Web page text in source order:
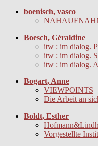
boenisch, vasco
Boesch, Géraldine
itw : im dialog.
itw : im dialog.
itw : im dialog.
Bogart, Anne
VIEWPOINTS
Die Arbeit an
Boldt, Esther
Vorgestellte